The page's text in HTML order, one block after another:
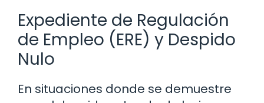
Expediente de Regulación
de Empleo (ERE) y Despido
Nulo
En situaciones donde se demuestre